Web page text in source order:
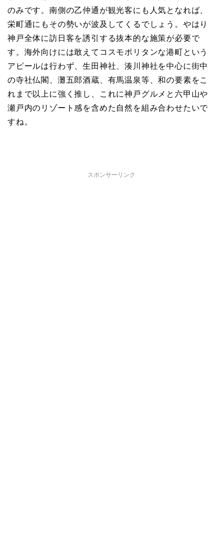
のみです。南側の乙仲通が観光客にも人気となれば、
栄町通にもその勢いが波及してくるでしょう。やはり
神戸全体に訪日客を誘引する抜本的な施策が必要で
す。海外向けには敢えてコスモポリタンな港町という
アピールは行わず、生田神社、湊川神社を中心に街中
の寺社仏閣、灘五郎酒蔵、有馬温泉等、和の要素をこ
れまで以上に強く推し、これに神戸グルメと六甲山や
瀬戸内のリゾート感を含めた自然を組み合わせたいで
すね。
スポンサーリンク